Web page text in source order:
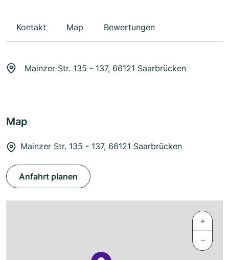
Kontakt Map Bewertungen
Mainzer Str. 135 - 137, 66121 Saarbrücken
Map
Mainzer Str. 135 - 137, 66121 Saarbrücken
Anfahrt planen
+
−